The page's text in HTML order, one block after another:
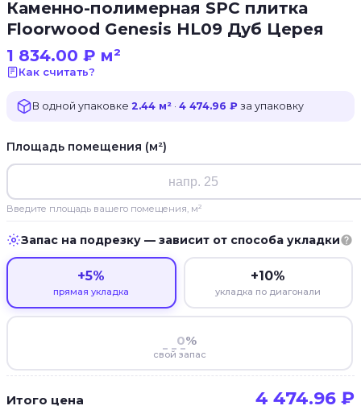
Каменно-полимерная SPC плитка
Floorwood Genesis HL09 Дуб Церея
1 834.00 ₽ м²
Как считать?
В одной упаковке 2.44 м² · 4 474.96 ₽ за упаковку
Площадь помещения (м²)
Введите площадь вашего помещения, м²
Запас на подрезку — зависит от способа укладки
+5%
прямая укладка
+10%
укладка по диагонали
%
свой запас
Итого цена 4 474.96 ₽